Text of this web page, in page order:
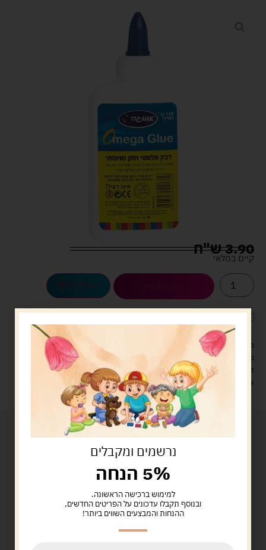
3.90ש"ח
קיים במלאי
הוספה לסל
מעל 329 ש"ח, משלוח עם שליח עד הבית חינם! – 0 ₪
משלוח עם שליח עד הבית: 29 ש"ח
זמן אספקה: עד 4 ימי עסקים.
איסוף עצמי: מ"ביתר טויס" רחוב בניין דוד 18, ביתר עילית.
נרשמים ומקבלים
5% הנחה
למימוש ברכישה הראשונה.
ובנוסף תקבלו עדכונים על הפריטים החדשים,
ההנחות והמבצעים השווים ביותר!